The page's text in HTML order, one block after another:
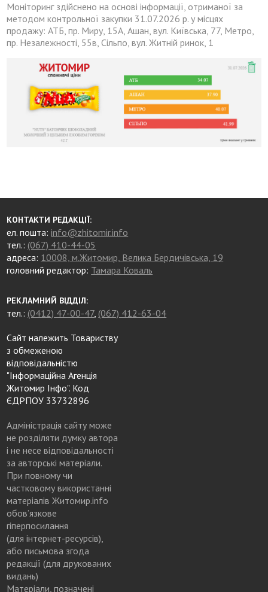
Моніторинг здійснено на основі інформації, отриманої за
методом контрольної закупки 31.07.2026 р. у місцях
продажу: АТБ, пр. Миру, 15А, Ашан, вул. Київська, 77, Метро,
пр. Незалежності, 55в, Сільпо, вул. Житній ринок, 1
КОНТАКТИ РЕДАКЦІЇ:
ел. пошта:info@zhitomir.info
тел.: (067) 410-44-05
адреса: 10008, м.Житомир, Велика Бердичівська, 19
головний редактор: Тамара Коваль
РЕКЛАМНИЙ ВІДДІЛ:
тел.: (0412) 47-00-47, (067) 412-63-04
Сайт належить Товариству
з обмеженою
відповідальністю
"Інформаційна Агенція
Житомир Інфо". Код
ЄДРПОУ 33732896
Адміністрація сайту може
не розділяти думку автора
і не несе відповідальності
за авторські матеріали.
При повному чи
частковому використанні
матеріалів Житомир.info
обов’язкове
гіперпосилання
(для інтернет-ресурсів),
або письмова згода
редакції (для друкованих
видань)
Матеріали, позначені